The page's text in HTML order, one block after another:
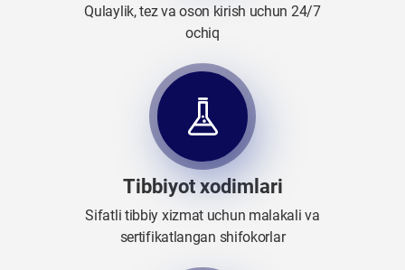
Qulaylik, tez va oson kirish uchun 24/7
ochiq
Tibbiyot xodimlari
Sifatli tibbiy xizmat uchun malakali va
sertifikatlangan shifokorlar